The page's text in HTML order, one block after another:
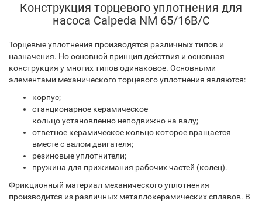
Конструкция торцевого уплотнения для
насоса Calpeda NM 65/16B/C
Торцевые уплотнения производятся различных типов и
назначения. Но основной принцип действия и основная
конструкция у многих типов одинаковое. Основными
элементами механического торцевого уплотнения являются:
корпус;
станционарное керамическое
кольцо установленно неподвижно на валу;
ответное керамическое кольцо которое вращается
вместе с валом двигателя;
резиновые уплотнители;
пружина для прижимания рабочих частей (колец).
Фрикционный материал механического уплотнения
производится из различных металлокерамических сплавов. В